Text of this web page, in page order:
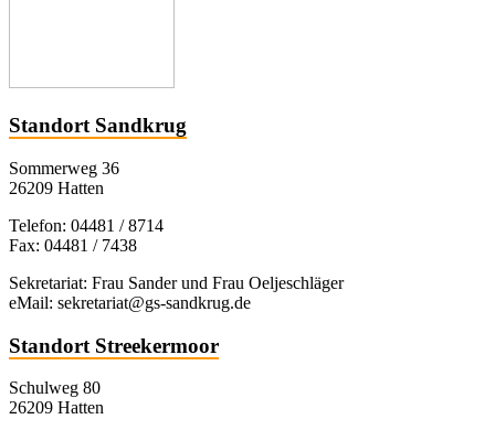
Standort Sandkrug
Sommerweg 36
26209 Hatten
Telefon: 04481 / 8714
Fax: 04481 / 7438
Sekretariat: Frau Sander und Frau Oeljeschläger
eMail: sekretariat@gs-sandkrug.de
Standort Streekermoor
Schulweg 80
26209 Hatten